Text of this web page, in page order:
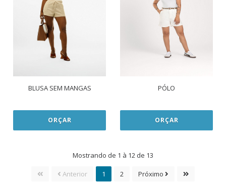
BLUSA SEM MANGAS
ORÇAR
PÓLO
ORÇAR
Mostrando de 1 à 12 de 13
Anterior 1 2 Próximo